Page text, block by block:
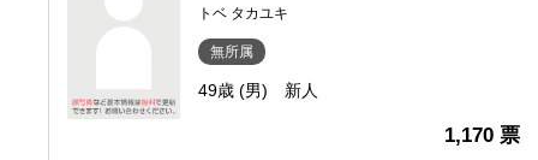
トベ タカユキ
無所属
49歳 (男) 新人
1,170 票